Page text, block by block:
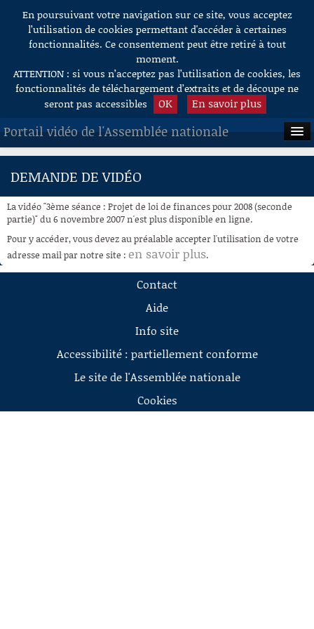
Aller au contenu
En poursuivant votre navigation sur ce site, vous acceptez
l’utilisation de cookies permettant d'accéder à certaines
fonctionnalités. Ce consentement peut être retiré à tout
moment.
ATTENTION : si vous n’acceptez pas l’utilisation de cookies, les
fonctionnalités de téléchargement d’extraits et de découpe ne
seront pas accessibles
OK En savoir plus
Portail vidéo de l'Assemblée nationale
ACCUEIL
À LA DEMANDE
RECHERCHE
AIDE À LA DÉCOUPE
DEMANDE DE VIDÉO
La vidéo "3ème séance : Projet de loi de finances pour 2008 (seconde
partie)" du 6 novembre 2007 n'est plus disponible en ligne.
Pour y accéder, vous devez au préalable accepter l'utilisation de votre
adresse mail par notre site : en savoir plus.
Contact
Aide
Info site
Accessibilité : partiellement conforme
Le site de l'Assemblée nationale
Cookies